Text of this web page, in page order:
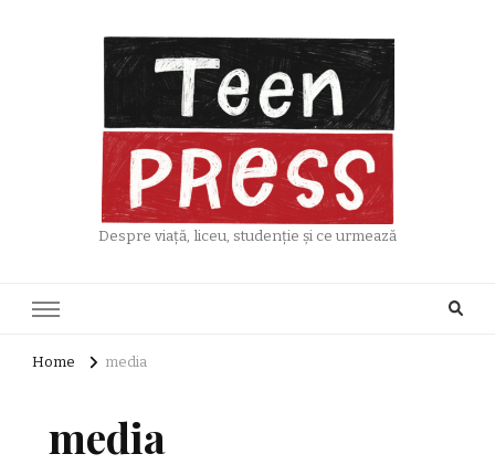
Despre viață, liceu, studenție și ce urmează
Home media
media